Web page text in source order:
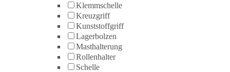
Klemmschelle
Kreuzgriff
Kunststoffgriff
Lagerbolzen
Masthalterung
Rollenhalter
Schelle